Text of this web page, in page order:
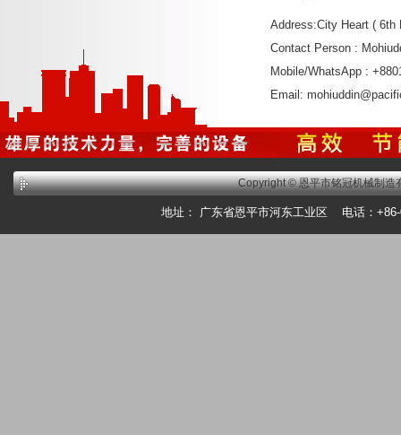
Address:City Heart ( 6th
Contact Person :
Mobile/WhatsApp :
Email:
Copyright © 恩平市铭冠机械制
地址： 广东省恩平市河东工业区 电话：